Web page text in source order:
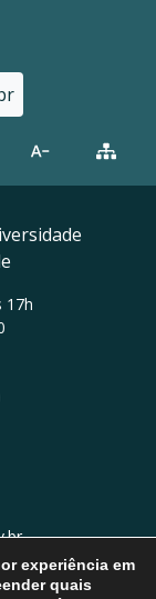
17h
experiência em
quais